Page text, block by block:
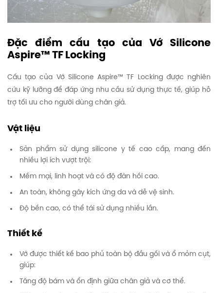
Đặc điểm cấu tạo của Vớ Silicone
Aspire™ TF Locking
Cấu tạo của Vớ Silicone Aspire™ TF Locking được nghiên
cứu kỹ lưỡng để đáp ứng nhu cầu sử dụng thực tế, giúp hỗ
trợ tối ưu cho người dùng chân giả.
Vật liệu
Sản phẩm sử dụng silicone y tế cao cấp, mang đến
nhiều lợi ích vượt trội:
Mềm mại, linh hoạt và có độ đàn hồi cao.
An toàn, không gây kích ứng da và dễ vệ sinh.
Độ bền cao, có thể tái sử dụng nhiều lần.
Thiết kế
Vớ được thiết kế bao phủ toàn bộ đầu gối và ổ mỏm cụt,
giúp:
Tăng độ bám và ổn định giữa chân giả và cơ thể.